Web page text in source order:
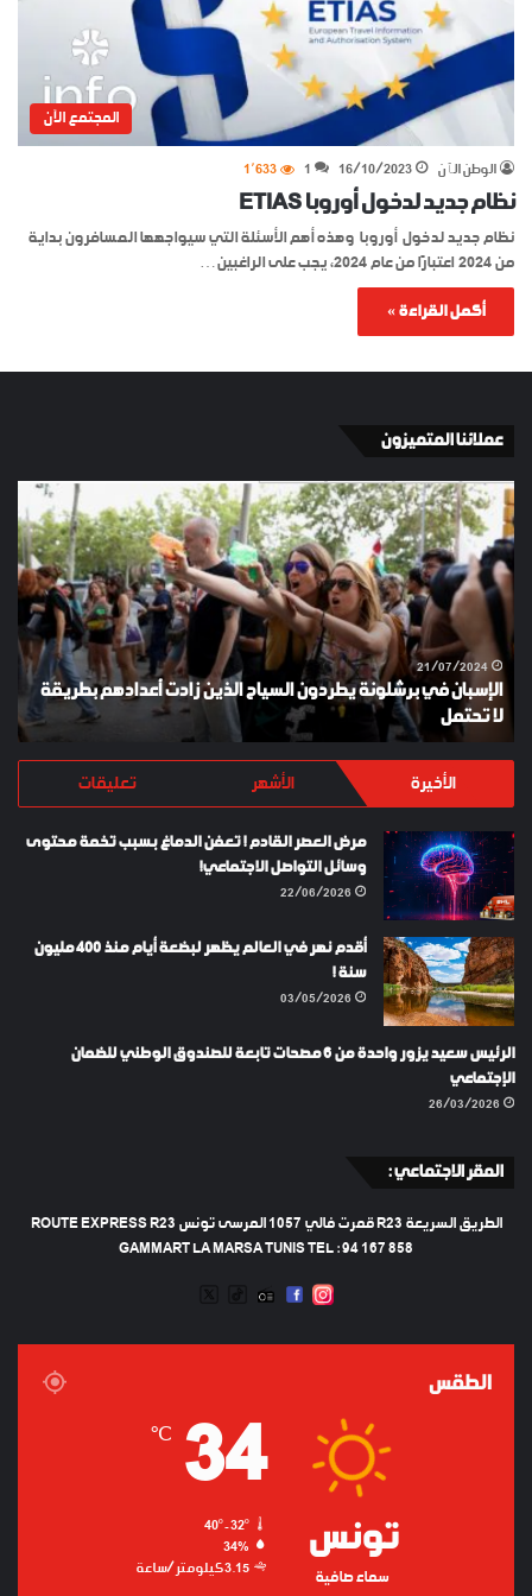
المجتمع الآن
الوطن الٱن 16/10/2023
1 1٬633
نظام جديد لدخول أوروبا ETIAS
نظام جديد لدخول أوروبا وهذه أهم الأسئلة التي سيواجهها المسافرون بداية
من 2024 اعتبارًا من عام 2024، يجب على الراغبين…
أكمل القراءة »
عملائنا المتميزون
الإسبان
في
برشلونة
يطردون
السياح
الذين
زادت
أعدادهم
بطريقة
تحتمل
21/07/2024
الإسبان في برشلونة يطردون السياح الذين زادت أعدادهم بطريقة
لا تحتمل
الأخيرة الأشهر تعليقات
مرض العصر القادم ! تعفن الدماغ بسبب تخمة محتوى
وسائل التواصل الاجتماعي!
22/06/2026
أقدم نهر في العالم يظهر لبضعة أيام منذ 400 مليون
سنة !
03/05/2026
الرئيس سعيد يزور واحدة من 6 مصحات تابعة للصندوق الوطني للضمان
الإجتماعي
26/03/2026
المقر الاجتماعي :
الطريق السريعة R23 قمرت فالي 1057 المرسى تونس ROUTE EXPRESS R23
GAMMART LA MARSA TUNIS TEL : 94 167 858
INSTAGRAM
FACEBOOK
RADIO
TIKTOK
الطقس
تونس
سماء صافية
34
℃
34%
3.15 كيلومتر/ساعة